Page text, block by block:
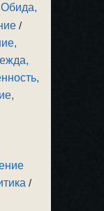
Обида,
/
/